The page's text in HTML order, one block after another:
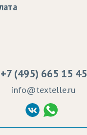
ПД
+7 (495) 665 15 45
info@textelle.ru